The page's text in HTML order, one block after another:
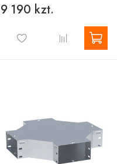
9 190 kzt.